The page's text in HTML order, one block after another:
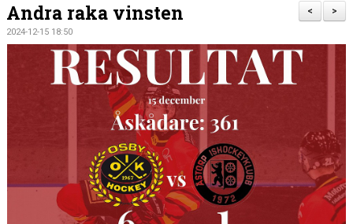
DOKUMENT
OSBY 50 ÅR URKLIPP
>
<
Andra raka vinsten
2024-12-15 18:50